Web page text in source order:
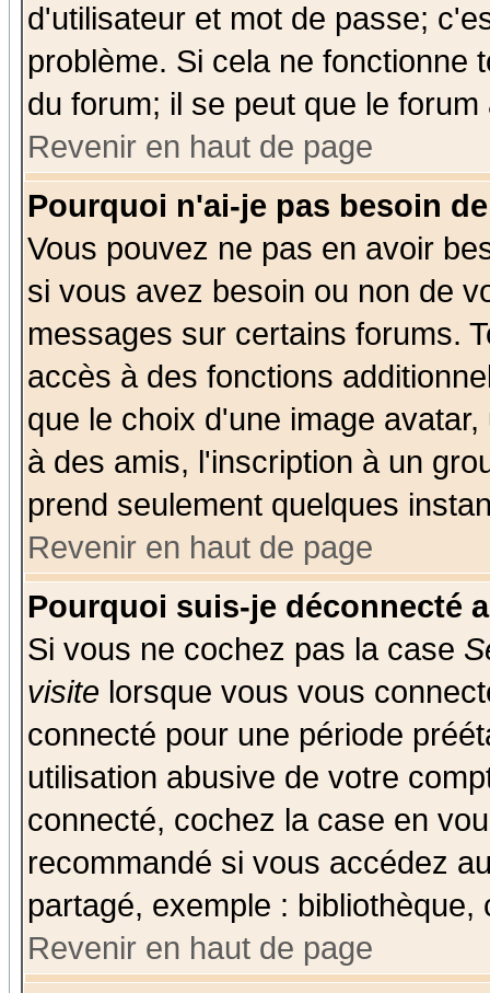
d'utilisateur et mot de passe;
problème. Si cela ne fonctionne
du forum; il se peut que le
Revenir en haut de page
Pourquoi n'ai-je pas besoin
Vous pouvez ne pas en avoir
si vous avez besoin ou non de
messages sur certains forums.
accès à des fonctions
que le choix d'une image
à des amis, l'inscription à un
prend seulement quelques
Revenir en haut de page
Pourquoi suis-je déconnecté
Si vous ne cochez pas la case
visite lorsque vous vous
connecté pour une période
utilisation abusive de votre
connecté, cochez la case en
recommandé si vous accédez
partagé, exemple :
Revenir en haut de page